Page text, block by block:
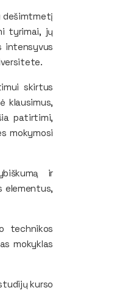
dešimtmetį
tyrimai, jų
intensyvus
skirtus
klausimus,
patirtimi,
mokymosi
ir
elementus,
technikos
mokyklas
kurso